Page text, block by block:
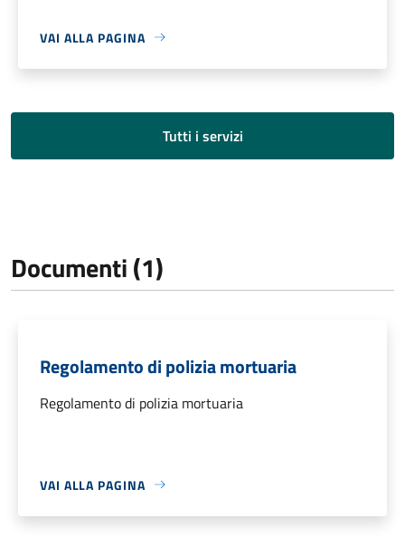
VAI ALLA PAGINA
Tutti i servizi
Documenti (1)
Regolamento di polizia mortuaria
Regolamento di polizia mortuaria
VAI ALLA PAGINA